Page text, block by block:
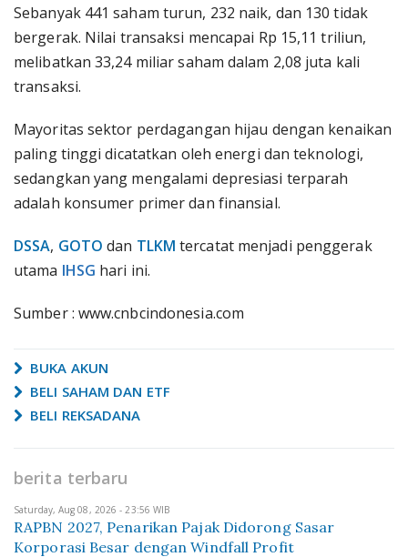
Sebanyak 441 saham turun, 232 naik, dan 130 tidak
bergerak. Nilai transaksi mencapai Rp 15,11 triliun,
melibatkan 33,24 miliar saham dalam 2,08 juta kali
transaksi.
Mayoritas sektor perdagangan hijau dengan kenaikan
paling tinggi dicatatkan oleh energi dan teknologi,
sedangkan yang mengalami depresiasi terparah
adalah konsumer primer dan finansial.
DSSA, GOTO dan TLKM tercatat menjadi penggerak
utama IHSG hari ini.
Sumber : www.cnbcindonesia.com
BUKA AKUN
BELI SAHAM DAN ETF
BELI REKSADANA
berita terbaru
Saturday, Aug 08, 2026 - 23:56 WIB
RAPBN 2027, Penarikan Pajak Didorong Sasar
Korporasi Besar dengan Windfall Profit